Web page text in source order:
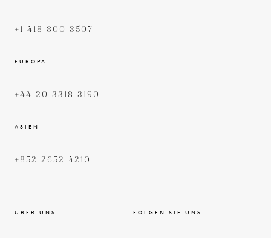
+1 418 800 3507
EUROPA
+44 20 3318 3190
ASIEN
+852 2652 4210
ÜBER UNS FOLGEN SIE UNS